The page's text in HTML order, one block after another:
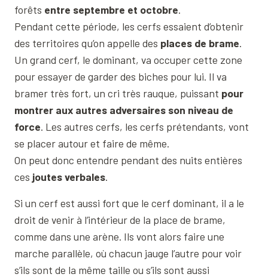
forêts entre septembre et octobre.
Pendant cette période, les cerfs essaient d’obtenir
des territoires qu’on appelle des places de brame.
Un grand cerf, le dominant, va occuper cette zone
pour essayer de garder des biches pour lui. Il va
bramer très fort, un cri très rauque, puissant pour
montrer aux autres adversaires son niveau de
force. Les autres cerfs, les cerfs prétendants, vont
se placer autour et faire de même.
On peut donc entendre pendant des nuits entières
ces joutes verbales.
Si un cerf est aussi fort que le cerf dominant, il a le
droit de venir à l’intérieur de la place de brame,
comme dans une arène. Ils vont alors faire une
marche parallèle, où chacun jauge l’autre pour voir
s’ils sont de la même taille ou s’ils sont aussi